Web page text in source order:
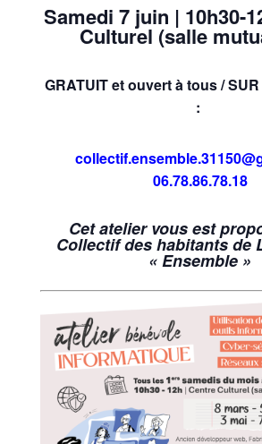
Samedi 7 juin | 10h30-
Culturel (salle
GRATUIT et ouvert à tous /
:
06.78.86.78.18
Cet atelier vous est
Collectif des habitants de
« Ensemble »